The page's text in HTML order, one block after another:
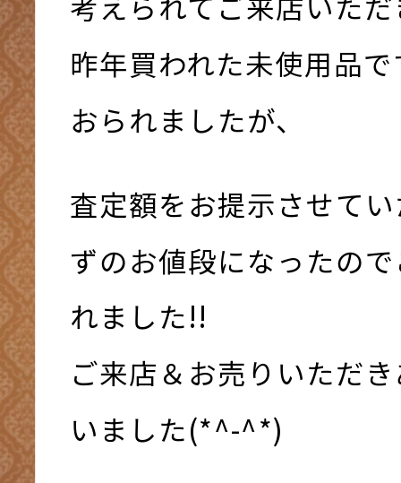
昨年買われた未使用品
おられましたが、
査定額をお提示させて
ずのお値段になったの
れました!!
ご来店＆お売りいただ
いました(*^-^*)